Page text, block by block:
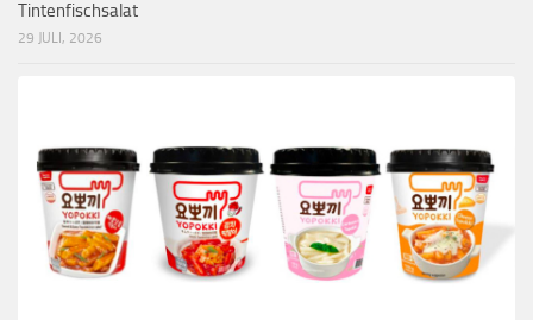
Tintenfischsalat
29 JULI, 2026